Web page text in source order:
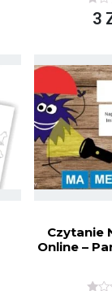
O
O
N
O
N
A
5
3
Czytanie
Online –